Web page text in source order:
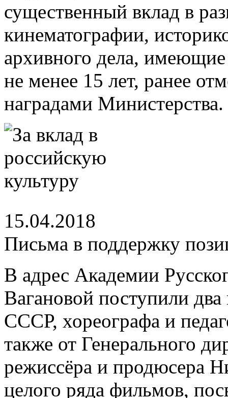
существенный вклад в
кинематографии,
архивного дела,
не менее 15 лет, ранее
наградами Министерства.
15.04.2018
Письма в поддержку
В адрес Академии
Вагановой поступили
СССР, хореографа и
также от Генерального
режиссёра и продюсера
целого ряда фильмов,